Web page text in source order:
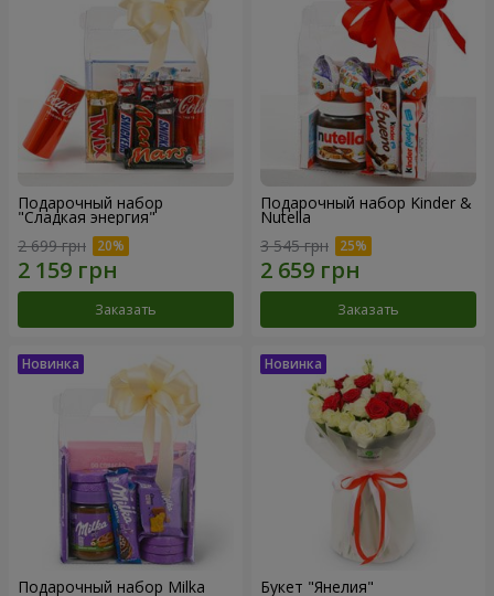
Подарочный набор
"Сладкая энергия"
2 699 грн
Заказать
Подарочный набор Kinder &
Nutella
3 545 грн
Заказать
Подарочный набор Milka Букет "Янелия"